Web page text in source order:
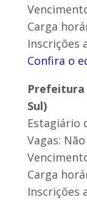
Carga
Inscrições
Confira o
Prefeitura
Sul)
Estagiário
Vagas:
Carga
Inscrições